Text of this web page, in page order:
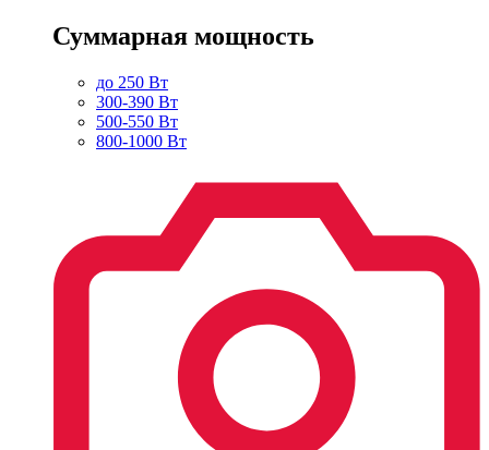
Суммарная мощность
до 250 Вт
300-390 Вт
500-550 Вт
800-1000 Вт